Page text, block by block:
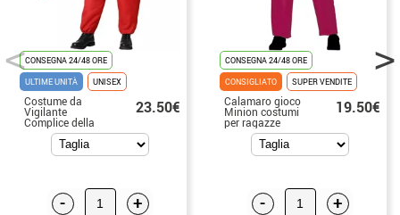
CONSEGNA 24/48 ORE
ULTIME UNITÀ
UNISEX
Costume da
Vigilante
Complice della
Scimmia Rossa
per adulto
23.50€
- +
CONSEGNA 24/48 ORE
CONSIGLIATO
SUPER VENDITE
Calamaro gioco
Minion costumi
per ragazze
19.50€
- +